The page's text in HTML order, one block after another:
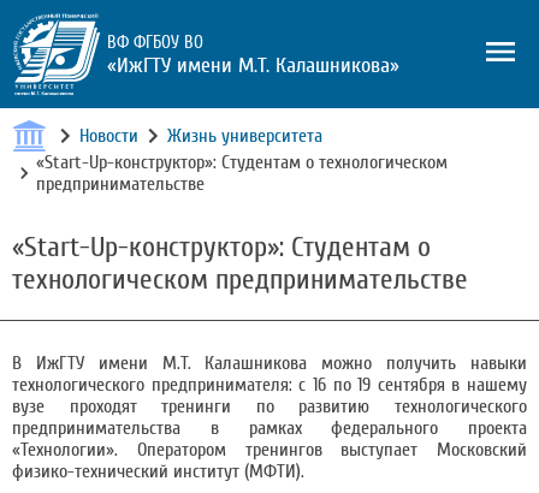
ВФ ФГБОУ ВО
«ИжГТУ имени М.Т. Калашникова»
Новости
Жизнь университета
«Start-Up-конструктор»: Студентам о технологическом
предпринимательстве
«Start-Up-конструктор»: Студентам о
технологическом предпринимательстве
В ИжГТУ имени М.Т. Калашникова можно получить навыки
технологического предпринимателя: с 16 по 19 сентября в нашему
вузе проходят тренинги по развитию технологического
предпринимательства в рамках федерального проекта
«Технологии». Оператором тренингов выступает Московский
физико-технический институт (МФТИ).